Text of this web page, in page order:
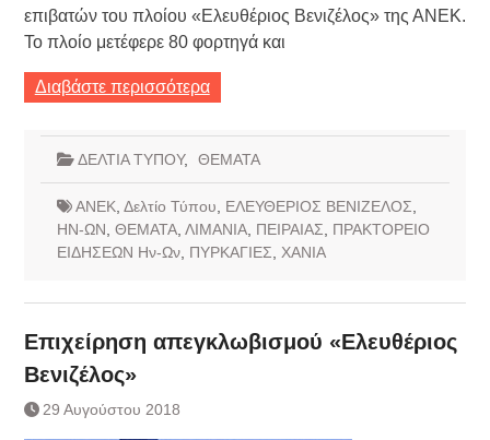
επιβατών του πλοίου «Ελευθέριος Βενιζέλος» της ΑΝΕΚ.
Το πλοίο μετέφερε 80 φορτηγά και
Διαβάστε περισσότερα
ΔΕΛΤΙΑ ΤΥΠΟΥ, ΘΕΜΑΤΑ
ΑΝΕΚ, Δελτίο Τύπου ΕΛΕΥΘΕΡΙΟΣ ΒΕΝΙΖΕΛΟΣ
ΗΝ-ΩΝ ΘΕΜΑΤΑ, ΛΙΜΑΝΙΑ, ΠΕΙΡΑΙΑΣ
ΠΡΑΚΤΟΡΕΙΟ
ΕΙΔΗΣΕΩΝ Ην-Ων, ΠΥΡΚΑΓΙΕΣ ΧΑΝΙΑ
Επιχείρηση απεγκλωβισμού «Ελευθέριος
Βενιζέλος»
29 Αυγούστου 2018